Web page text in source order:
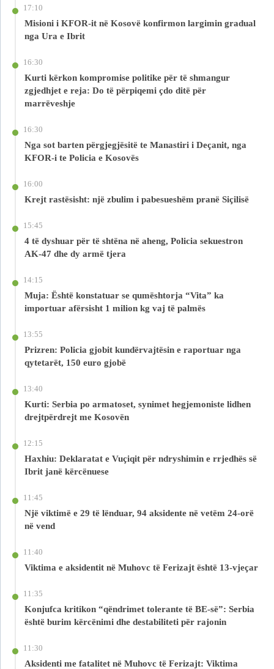
17:10
Misioni i KFOR-it në Kosovë konfirmon largimin gradual
nga Ura e Ibrit
16:30
Kurti kërkon kompromise politike për të shmangur
zgjedhjet e reja: Do të përpiqemi çdo ditë për
marrëveshje
16:30
Nga sot barten përgjegjësitë te Manastiri i Deçanit, nga
KFOR-i te Policia e Kosovës
16:00
Krejt rastësisht: një zbulim i pabesueshëm pranë Siçilisë
15:45
4 të dyshuar për të shtëna në aheng, Policia sekuestron
AK-47 dhe dy armë tjera
14:15
Muja: Është konstatuar se qumështorja “Vita” ka
importuar afërsisht 1 milion kg vaj të palmës
13:55
Prizren: Policia gjobit kundërvajtësin e raportuar nga
qytetarët, 150 euro gjobë
13:40
Kurti: Serbia po armatoset, synimet hegjemoniste lidhen
drejtpërdrejt me Kosovën
12:15
Haxhiu: Deklaratat e Vuçiqit për ndryshimin e rrjedhës së
Ibrit janë kërcënuese
11:45
Një viktimë e 29 të lënduar, 94 aksidente në vetëm 24-orë
në vend
11:40
Viktima e aksidentit në Muhovc të Ferizajt është 13-vjeçar
11:35
Konjufca kritikon “qëndrimet tolerante të BE-së”: Serbia
është burim kërcënimi dhe destabiliteti për rajonin
11:30
Aksidenti me fatalitet në Muhovc të Ferizajt: Viktima